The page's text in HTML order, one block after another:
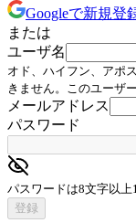
Googleで新規登
または
ユーザ名
オド、ハイフン、アポ
きません。このユーザ
メールアドレス
パスワード
パスワードは8文字以上
登録